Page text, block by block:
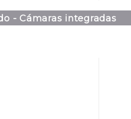
- Cámaras integradas